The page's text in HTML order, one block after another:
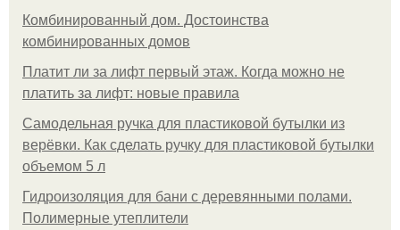
Комбинированный дом. Достоинства
комбинированных домов
Платит ли за лифт первый этаж. Когда можно не
платить за лифт: новые правила
Самодельная ручка для пластиковой бутылки из
верёвки. Как сделать ручку для пластиковой бутылки
объемом 5 л
Гидроизоляция для бани с деревянными полами.
Полимерные утеплители